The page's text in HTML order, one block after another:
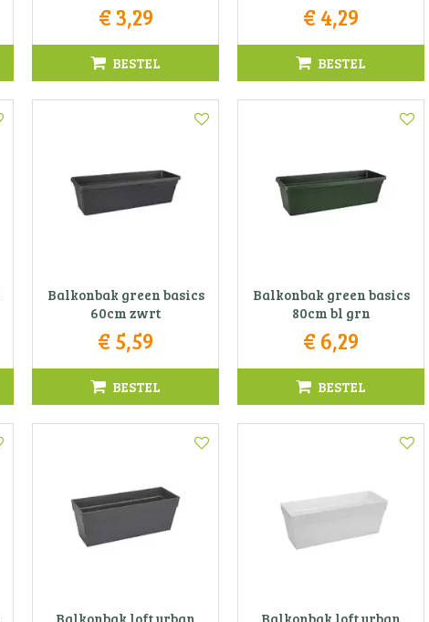
€3,29
BESTEL
€ 4,29
BESTEL
Balkonbak green basics
60cm zwrt
€ 5,59
BESTEL
Balkonbak green basics
80cm bl grn
€ 6,29
BESTEL